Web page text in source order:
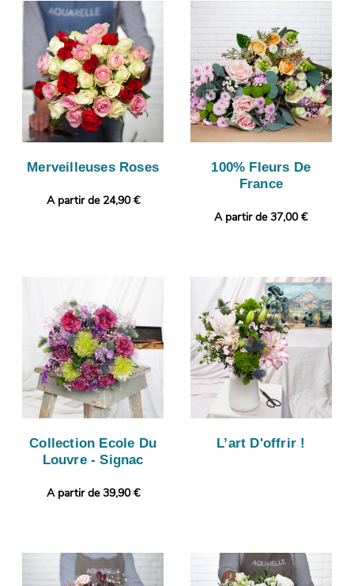
Merveilleuses Roses
A partir de 24,90 €
100% Fleurs De
France
A partir de 37,00 €
Collection Ecole Du
Louvre - Signac
A partir de 39,90 €
L’art D'offrir !